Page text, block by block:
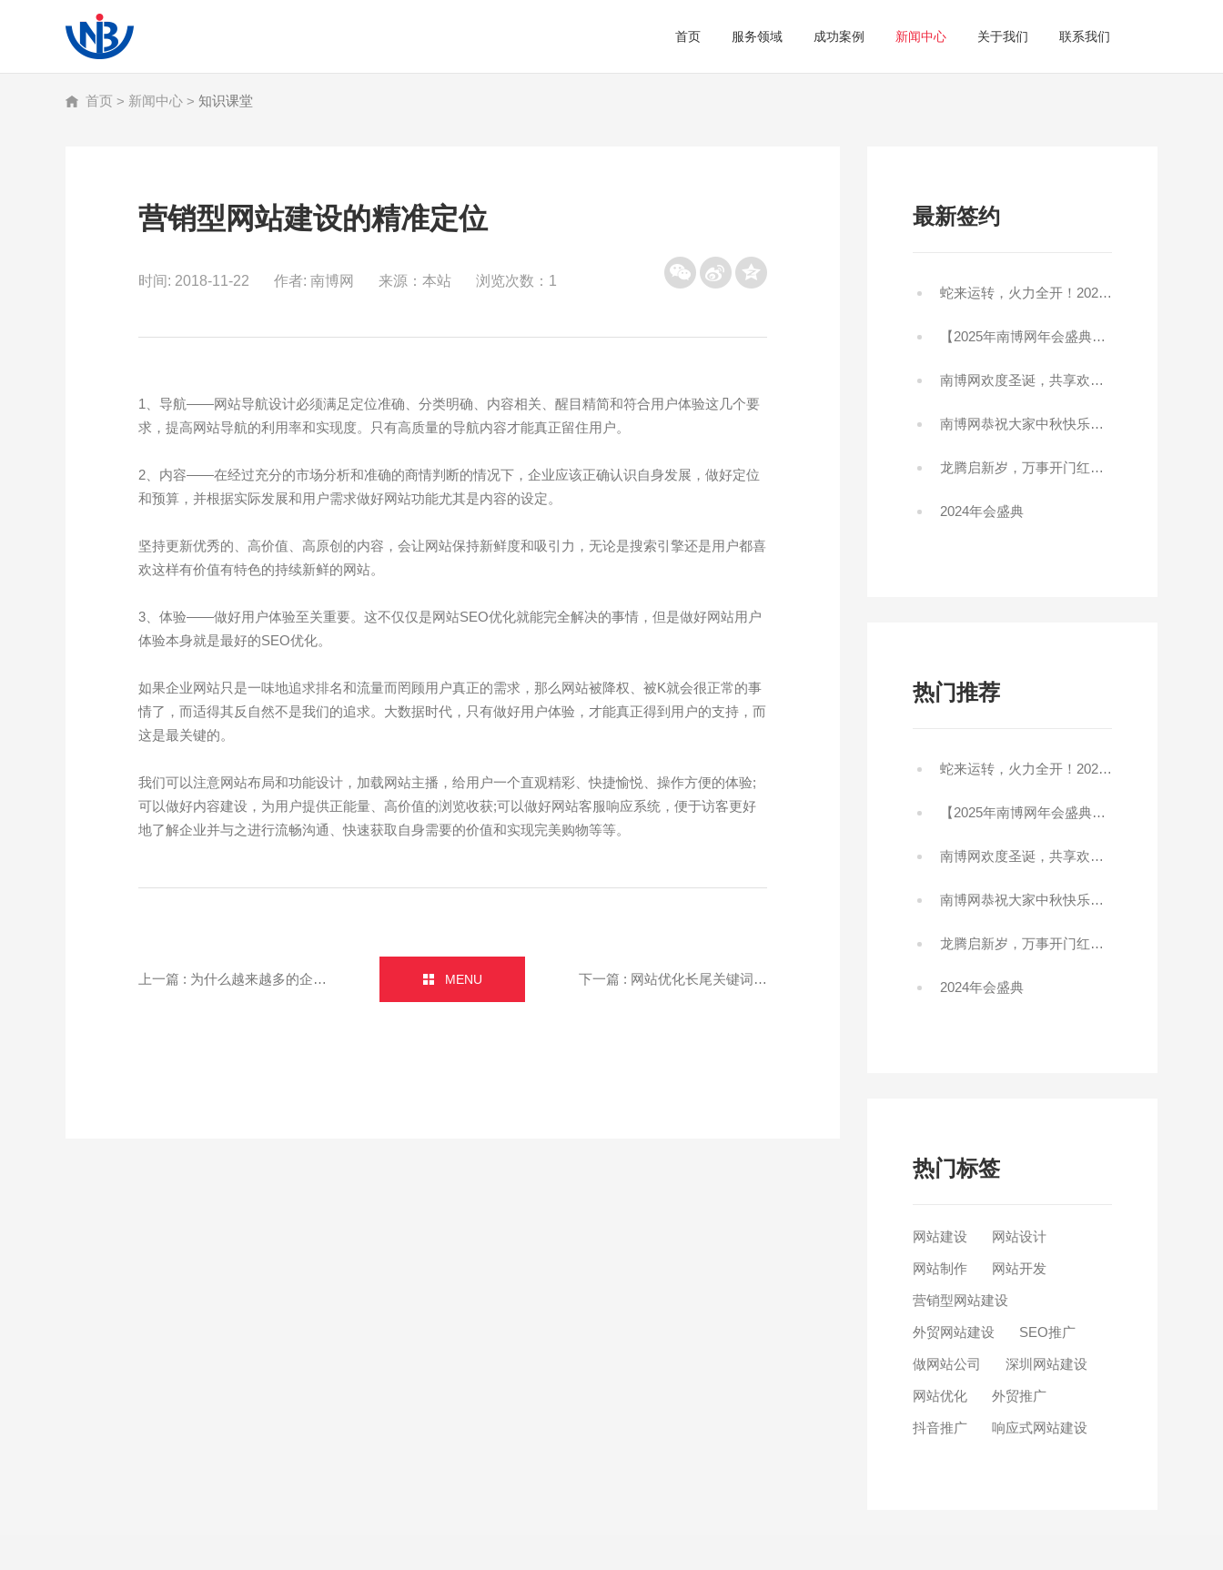
首页 服务领域
外贸推广
SEO+SEM，B2B精准营销
成功案例
外贸网站
新闻中心
行业资讯
全网营销推广具有的提升品牌影响力，促进成交、
降低营销推广成本、持续强...
关于我们 联系我们
首页 > 新闻中心 > 知识课堂
营销型网站建设的精准定位
时间: 2018-11-22 作者: 南博网 来源：本站 浏览次数：1
1、导航——网站导航设计必须满足定位准确、分类明确、内容相关、醒目精简和符合用户体验这几个要
求，提高网站导航的利用率和实现度。只有高质量的导航内容才能真正留住用户。
2、内容——在经过充分的市场分析和准确的商情判断的情况下，企业应该正确认识自身发展，做好定位
和预算，并根据实际发展和用户需求做好网站功能尤其是内容的设定。
坚持更新优秀的、高价值、高原创的内容，会让网站保持新鲜度和吸引力，无论是搜索引擎还是用户都喜
欢这样有价值有特色的持续新鲜的网站。
3、体验——做好用户体验至关重要。这不仅仅是网站SEO优化就能完全解决的事情，但是做好网站用户
体验本身就是最好的SEO优化。
如果企业网站只是一味地追求排名和流量而罔顾用户真正的需求，那么网站被降权、被K就会很正常的事
情了，而适得其反自然不是我们的追求。大数据时代，只有做好用户体验，才能真正得到用户的支持，而
这是最关键的。
我们可以注意网站布局和功能设计，加载网站主播，给用户一个直观精彩、快捷愉悦、操作方便的体验;
可以做好内容建设，为用户提供正能量、高价值的浏览收获;可以做好网站客服响应系统，便于访客更好
地了解企业并与之进行流畅沟通、快速获取自身需要的价值和实现完美购物等等。
上一篇 : 为什么越来越多的企业选择定制网站？ MENU 下一篇 : 网站优化长尾关键词规划！
最新签约
蛇来运转，火力全开！2025开工大吉！
【2025年南博网年会盛典】精彩回顾，感恩同行，共创未来！
南博网欢度圣诞，共享欢乐！
南博网恭祝大家中秋快乐阖家快乐!
龙腾启新岁，万事开门红！2024开工大吉！
2024年会盛典
热门推荐
蛇来运转，火力全开！2025开工大吉！
【2025年南博网年会盛典】精彩回顾，感恩同行，共创未来！
南博网欢度圣诞，共享欢乐！
南博网恭祝大家中秋快乐阖家快乐!
龙腾启新岁，万事开门红！2024开工大吉！
2024年会盛典
热门标签
网站建设 网站设计
网站制作 网站开发
营销型网站建设
外贸网站建设 SEO推广
做网站公司 深圳网站建设
网站优化 外贸推广
抖音推广 响应式网站建设